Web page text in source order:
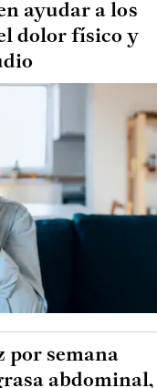
ayudar a los
dolor físico y
por semana
abdominal,